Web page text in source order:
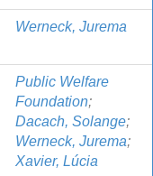
Werneck, Jurema
Public Welfare
Foundation;
Dacach, Solange;
Werneck, Jurema;
Xavier, Lúcia